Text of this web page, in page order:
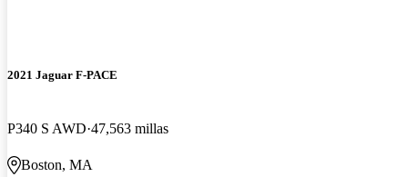
2021 Jaguar F-PACE
P340 S AWD 47,563 millas
Boston, MA